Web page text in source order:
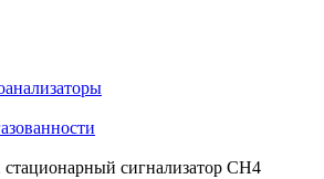
сигнализатор СН4